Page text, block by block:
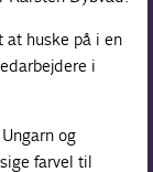
huske på i en
i
og
farvel til